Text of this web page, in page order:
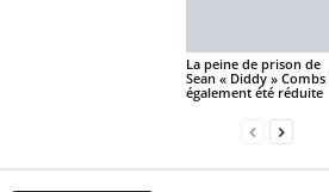
La peine de prison de
Sean « Diddy » Combs
également été réduite